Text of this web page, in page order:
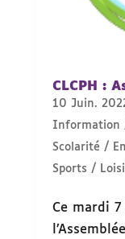
CLCPH :
10 Juin.
Information
Scolarité /
Sports /
Ce mardi